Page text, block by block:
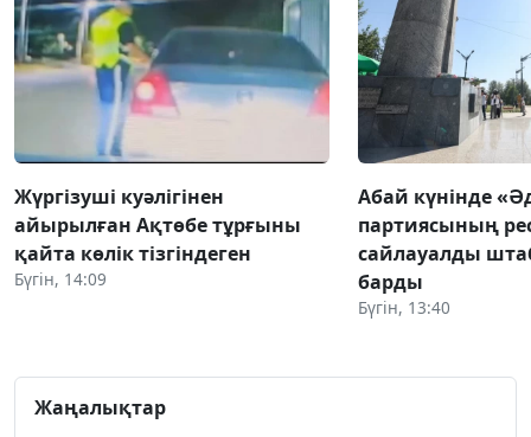
Жүргізуші куәлігінен
айырылған Ақтөбе тұрғыны
қайта көлік тізгіндеген
Бүгін, 14:09
Абай күнінде
партиясының
сайлауалды
барды
Бүгін, 13:40
Жаңалықтар